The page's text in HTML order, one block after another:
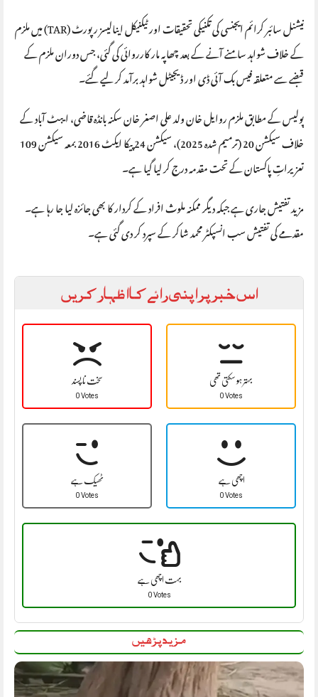
نیشنل سائبر کرائم ایجنسی کی تکنیکی تحقیقات اور ٹیکنیکل اینالیسز رپورٹ (TAR) میں ملزم
کے خلاف شواہد سامنے آنے کے بعد چھاپہ مار کارروائی کی گئی، جس دوران ملزم کے
قبضے سے متعلقہ فیس بک آئی ڈی اور ڈیجیٹل شواہد برآمد کر لیے گئے۔
پولیس کے مطابق ملزم روایل خان ولد علی اصغر خان سکنہ بانڈہ قاضی، ایبٹ آباد کے
خلاف سیکشن 20 (ترمیم شدہ 2025)، سیکشن 24 پیکا ایکٹ 2016 بمعہ سیکشن 109
تعزیراتِ پاکستان کے تحت مقدمہ درج کر لیا گیا ہے۔
مزید تفتیش جاری ہے جبکہ دیگر ممکنہ ملوث افراد کے کردار کا بھی جائزہ لیا جا رہا ہے۔
مقدمے کی تفتیش سب انسپکٹر محمد شاکر کے سپرد کر دی گئی ہے۔
اس خبر پر اپنی رائے کا اظہار کریں
سخت نا پسند
0 Votes
بہتر ہو سکتی تھی
0 Votes
ٹھیک ہے
0 Votes
اچھی ہے
0 Votes
بہت اچھی ہے
0 Votes
مزید پڑھیں